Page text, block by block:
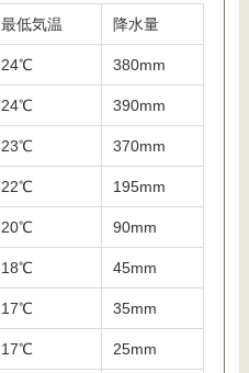
最低気温 降水量
24℃ 380mm
24℃ 390mm
23℃ 370mm
22℃ 195mm
20℃ 90mm
18℃ 45mm
17℃ 35mm
17℃ 25mm